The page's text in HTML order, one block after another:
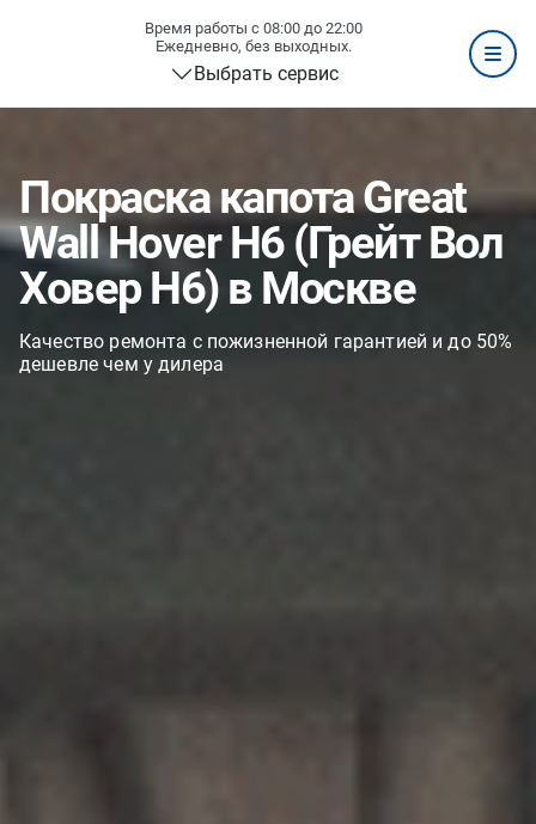
Время работы с 08:00 до 22:00
Ежедневно, без выходных.
Выбрать сервис
Покраска капота Great
Wall Hover H6 (Грейт Вол
Ховер H6) в Москве
Качество ремонта с пожизненной гарантией и до 50%
дешевле чем у дилера